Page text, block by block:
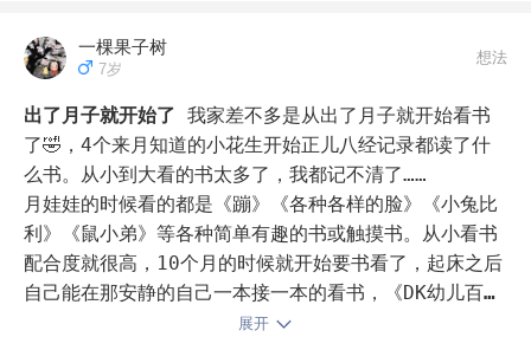
了，所以读书是需要从小培养的习惯，就像我们中国人走
小培养的饮食习惯有关。
同样的道理，阅读亦是如此。如果我们从小就培养孩子的
阅读习惯，一旦习惯养成，那么后续的学习之路就会顺畅
很多～
当她长大，可以开始自主阅读，我想我们也会怀念那个在
一棵果子树
7岁
想法
出了月子就开始了 我家差不多是从出了月子就开始看书
了🤣，4个来月知道的小花生开始正儿八经记录都读了什
么书。从小到大看的书太多了，我都记不清了……
月娃娃的时候看的都是《蹦》《各种各样的脸》《小兔比
利》《鼠小弟》等各种简单有趣的书或触摸书。从小看书
配合度就很高，10个月的时候就开始要书看了，起床之后
自己能在那安静的自己一本接一本的看书，《DK幼儿百科
全书》《大象艾玛系列》《大大的，小小的》《This is
展开